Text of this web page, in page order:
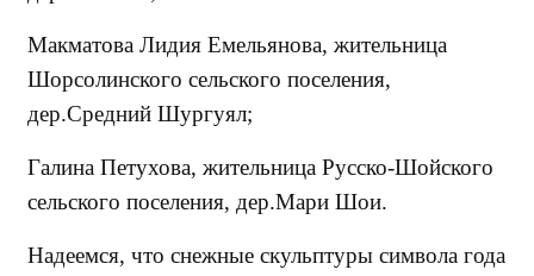
Макматова Лидия Емельянова, жительница
Шорсолинского сельского поселения,
дер.Средний Шургуял;
Галина Петухова, жительница Русско-Шойского
сельского поселения, дер.Мари Шои.
Надеемся, что снежные скульптуры символа года